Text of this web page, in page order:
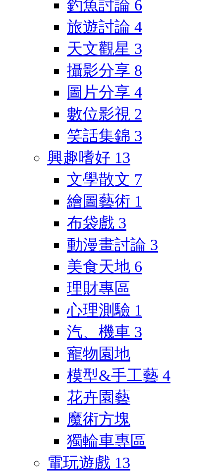
釣魚討論 6
旅遊討論 4
天文觀星 3
攝影分享 8
圖片分享 4
數位影視 2
笑話集錦 3
興趣嗜好 13
文學散文 7
繪圖藝術 1
布袋戲 3
動漫畫討論 3
美食天地 6
理財專區
心理測驗 1
汽、機車 3
寵物園地
模型&手工藝 4
花卉園藝
魔術方塊
獨輪車專區
電玩遊戲 13